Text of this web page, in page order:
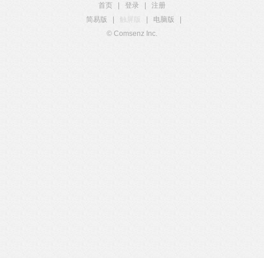
首页 登录
注册
简易版
触屏版 电脑版
© Comsenz Inc.